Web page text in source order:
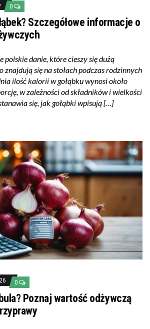
0
Szczegółowe informacje o
polskie danie, które cieszy się dużą
znajdują się na stołach podczas rodzinnych
ilość kalorii w gołąbku wynosi około
w zależności od składników i wielkości
się, jak gołąbki wpisują […]
0
Poznaj wartość odżywczą